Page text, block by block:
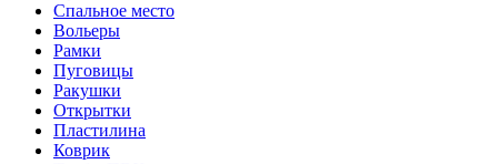
Спальное место
Вольеры
Рамки
Пуговицы
Ракушки
Открытки
Пластилина
Коврик